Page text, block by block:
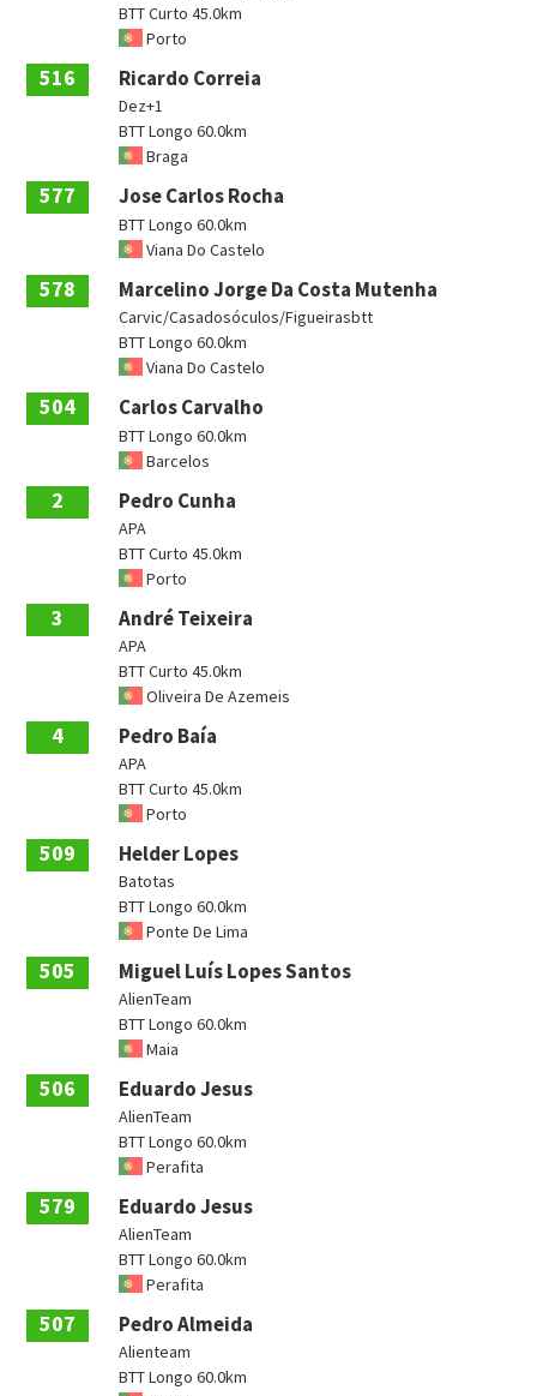
BTT Curto 45.0km
Porto
516 Ricardo Correia
Dez+1
BTT Longo 60.0km
Braga
577 Jose Carlos Rocha
BTT Longo 60.0km
Viana Do Castelo
578 Marcelino Jorge Da Costa Mutenha
Carvic/Casadosóculos/Figueirasbtt
BTT Longo 60.0km
Viana Do Castelo
504 Carlos Carvalho
BTT Longo 60.0km
Barcelos
2 Pedro Cunha
APA
BTT Curto 45.0km
Porto
3 André Teixeira
APA
BTT Curto 45.0km
Oliveira De Azemeis
4 Pedro Baía
APA
BTT Curto 45.0km
Porto
509 Helder Lopes
Batotas
BTT Longo 60.0km
Ponte De Lima
505 Miguel Luís Lopes Santos
AlienTeam
BTT Longo 60.0km
Maia
506 Eduardo Jesus
AlienTeam
BTT Longo 60.0km
Perafita
579 Eduardo Jesus
AlienTeam
BTT Longo 60.0km
Perafita
507 Pedro Almeida
Alienteam
BTT Longo 60.0km